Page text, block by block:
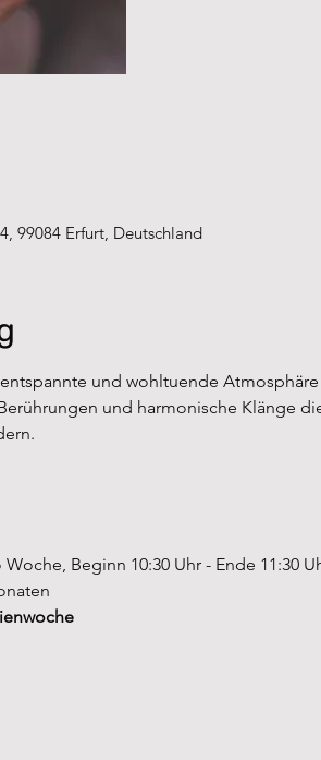
99084 Erfurt, Deutschland
und wohltuende
und harmonische Klänge
Beginn 10:30 Uhr - Ende 11:30